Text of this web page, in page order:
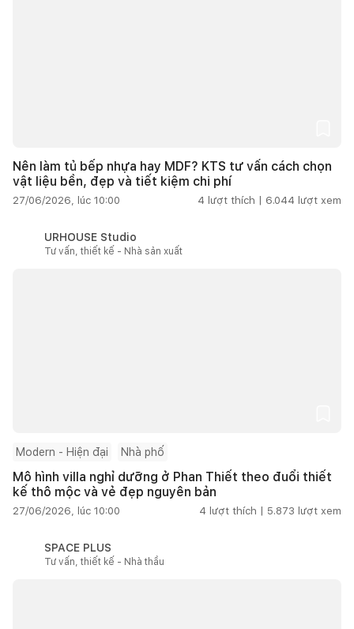
Nên làm tủ bếp nhựa hay MDF? KTS tư vấn cách chọn
vật liệu bền, đẹp và tiết kiệm chi phí
27/06/2026, lúc 10:00 4 lượt thích | 6.044 lượt xem
URHOUSE Studio
Tư vấn, thiết kế - Nhà sản xuất
Modern - Hiện đại Nhà phố
Mô hình villa nghỉ dưỡng ở Phan Thiết theo đuổi thiết
kế thô mộc và vẻ đẹp nguyên bản
27/06/2026, lúc 10:00 4 lượt thích | 5.873 lượt xem
SPACE PLUS
Tư vấn, thiết kế - Nhà thầu